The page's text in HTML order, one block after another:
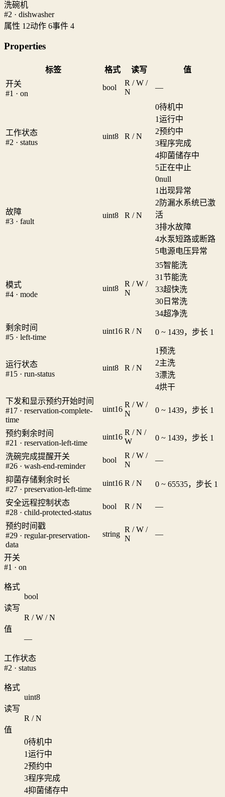
洗碗机
#2 · dishwasher
属性 12动作 6事件 4
Properties
标签 格式 读写
值
开关
#1 · on
bool
R / W /
N
—
工作状态
#2 · status
uint8 R / N
0待机中
1运行中
2预约中
3程序完成
4抑菌储存中
5正在中止
故障
#3 · fault
uint8 R / N
0null
1 出现异常
2 防漏水系统已激
活
3排水故障
4水泵短路或断路
5电源电压异常
模式
#4 · mode
uint8
R / W /
N
35智能洗
31节能洗
33超快洗
30 日常洗
34超净洗
剩余时间
#5 · left-time
uint16 R / N 0 ~ 1439，步长 1
运行状态
#15 · run-status
uint8 R / N
1预洗
2主洗
3漂洗
4烘干
下发和显示预约开始时间
#17 · reservation-complete-
time
uint16
R / W /
N
0 ~ 1439，步长 1
预约剩余时间
#21 · reservation-left-time
uint16
R / N /
W
0 ~ 1439，步长 1
洗碗完成提醒开关
#26 · wash-end-reminder
bool
R / W /
N
—
抑菌存储剩余时长
#27 · preservation-left-time
uint16 R / N 0 ~ 65535，步长 1
安全远程控制状态
#28 · child-protected-status
bool R / N —
预约时间戳
#29 · regular-preservation-
data
string
R / W /
N
—
开关
#1 · on
格式
bool
读写
R / W / N
值
—
工作状态
#2 · status
格式
uint8
读写
R / N
值
0待机中
1运行中
2预约中
3程序完成
4抑菌储存中